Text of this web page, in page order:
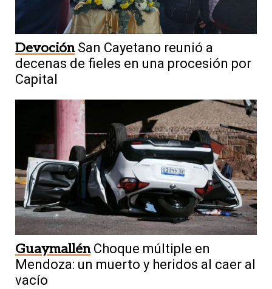
Devoción San Cayetano reunió a
decenas de fieles en una procesión por
Capital
Guaymallén Choque múltiple en
Mendoza: un muerto y heridos al caer al
vacío